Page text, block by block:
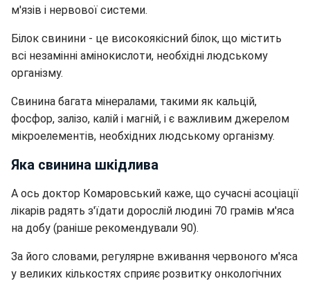
м'язів і нервової системи.
Білок свинини - це високоякісний білок, що містить
всі незамінні амінокислоти, необхідні людському
організму.
Свинина багата мінералами, такими як кальцій,
фосфор, залізо, калій і магній, і є важливим джерелом
мікроелементів, необхідних людському організму.
Яка свинина шкідлива
А ось доктор Комаровський каже, що сучасні асоціації
лікарів радять з'їдати дорослій людині 70 грамів м'яса
на добу (раніше рекомендували 90).
За його словами, регулярне вживання червоного м'яса
у великих кількостях сприяє розвитку онкологічних